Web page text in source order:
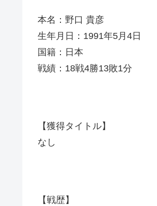
本名：野口 貴彦
生年月日：1991年5月4日
国籍：日本
戦績：18戦4勝13敗1分
【獲得タイトル】
なし
【戦歴】